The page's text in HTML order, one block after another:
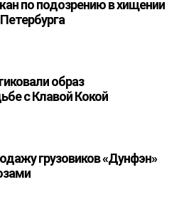
по подозрению в хищении
образ
с Клавой Кокой
грузовиков «Дунфэн»